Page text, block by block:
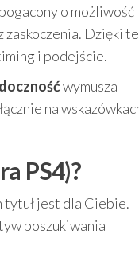
o możliwość
Dzięki
i podejście.
wymusza
na
PS4)?
tytuł jest dla Ciebie.
poszukiwania